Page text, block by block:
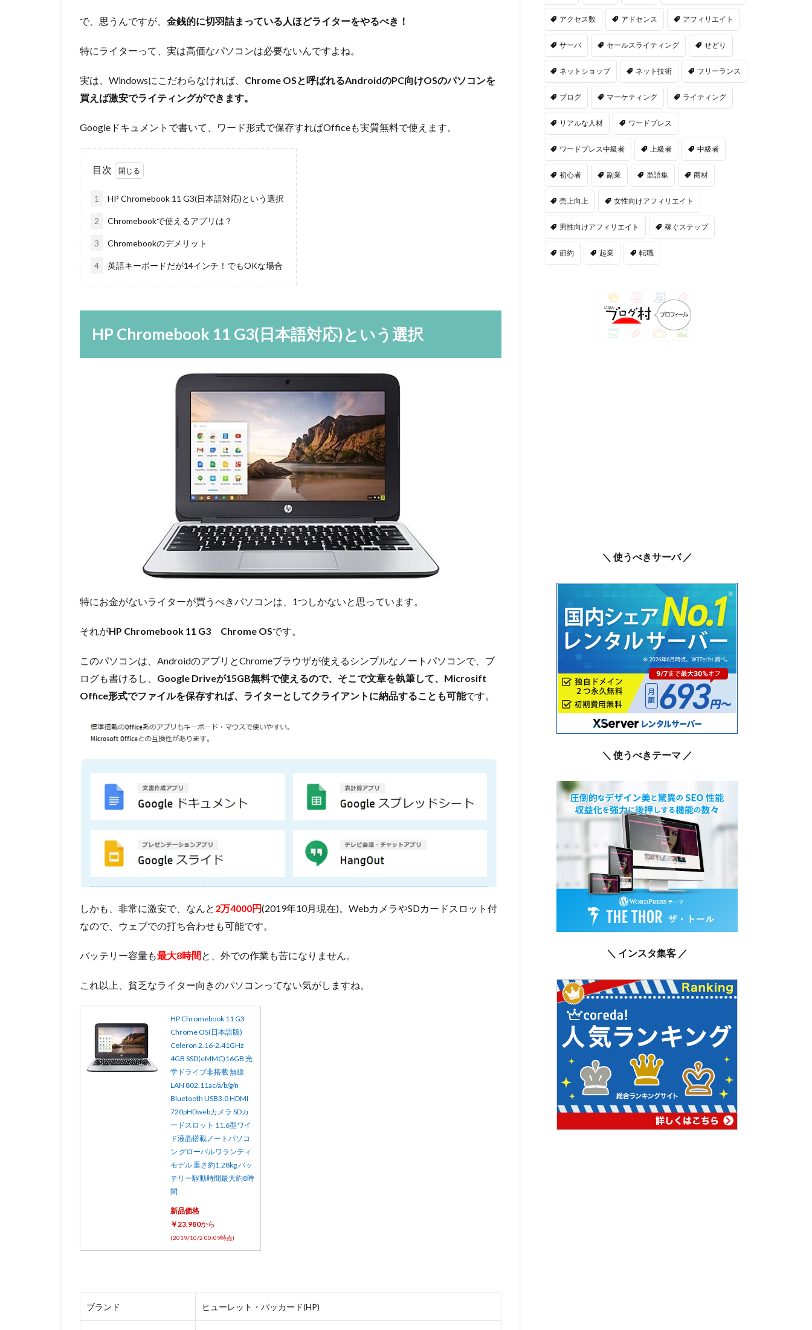
で、思うんですが、 金銭的に切羽詰まっている人ほどライターをやるべき！
特にライターって、実は高価なパソコンは必要ないんですよね。
実は、Windowsにこだわらなければ、 Chrome OSと呼ばれるAndroidのPC向けOSのパソコンを
買えば激安でライティングができます。
Googleドキュメントで書いて、ワード形式で保存すればOfficeも実質無料で使えます。
目次
1 HP Chromebook 11 G3(日本語対応)という選択
2 Chromebookで使えるアプリは？
3 Chromebookのデメリット
4 英語キーボードだが14インチ！でもOKな場合
HP Chromebook 11 G3(日本語対応)という選択
特にお金がないライターが買うべきパソコンは、1つしかないと思っています。
それがHP Chromebook 11 G3 Chrome OSです。
このパソコンは、AndroidのアプリとChromeブラウザが使えるシンプルなノートパソコンで、ブ
ログも書けるし、 Google Driveが15GB無料で使えるので、そこで文章を執筆して、Microsift
Office形式でファイルを保存すれば、ライターとしてクライアントに納品することも可能です。
しかも、非常に激安で、なんと 2万4000円(2019年10月現在)。WebカメラやSDカードスロット付
なので、ウェブでの打ち合わせも可能です。
バッテリー容量も最大8時間と、外での作業も苦になりません。
これ以上、貧乏なライター向きのパソコンってない気がしますね。
HP Chromebook 11 G3
Chrome OS(日本語版)
Celeron 2.16-2.41GHz
4GB SSD(eMMC)16GB 光
学ドライブ非搭載 無線
LAN 802.11ac/a/b/g/n
Bluetooth USB3.0 HDMI
720pHDwebカメラ SDカ
ードスロット 11.6型ワイ
ド液晶搭載ノートパソコ
ン グローバルワランティ
モデル 重さ約1.28kg バッ
テリー駆動時間最大約8時
間
新品価格
￥23,980から
(2019/10/2 00:09時点)
ブランド ヒューレット・パッカード(HP)
アクセス数 アドセンス アフィリエイト
サーバ セールスライティング せどり
ネットショップ ネット技術 フリーランス
ブログ マーケティング ライティング
リアルな人材 ワードプレス
ワードプレス中級者 上級者 中級者
初心者 副業 単語集 商材
売上向上 女性向けアフィリエイト
男性向けアフィリエイト 稼ぐステップ
節約 起業 転職
＼ 使うべきサーバ ／
＼ 使うべきテーマ ／
＼ インスタ集客 ／